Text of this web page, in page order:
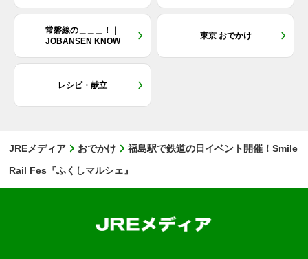
常磐線の＿＿＿！｜
JOBANSEN KNOW
東京 おでかけ
レシピ・献立
JREメディア おでかけ
福島駅で鉄道の日イベント開催！Smile
Rail Fes『ふくしマルシェ』